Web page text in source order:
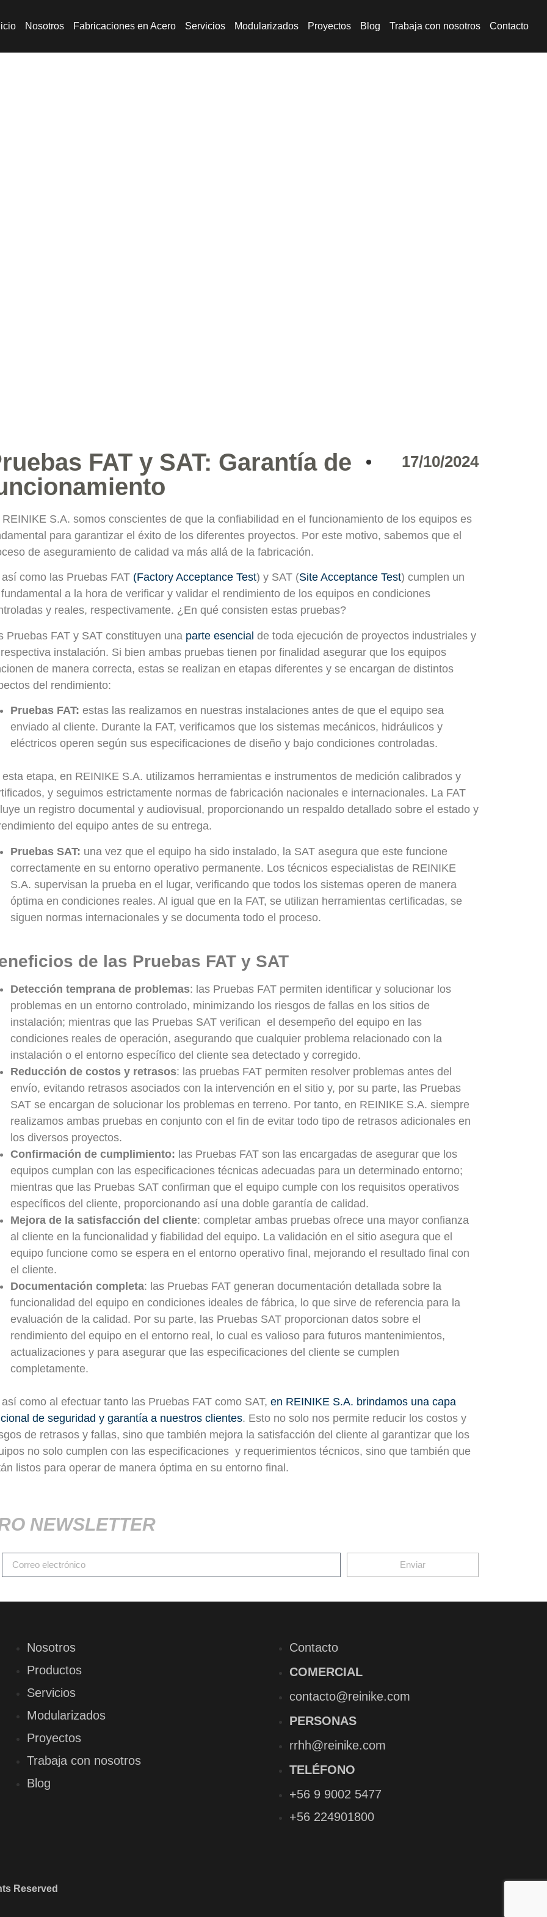
Nosotros Fabricaciones en Acero Servicios Modularizados Proyectos Blog Trabaja con nosotros Contacto
FAT y SAT: Garantía de
17/10/2024
REINIKE S.A. somos conscientes de que la confiabilidad en el funcionamiento de los equipos es
para garantizar el éxito de los diferentes proyectos. Por este motivo, sabemos que el
de aseguramiento de calidad va más allá de la fabricación.
como las Pruebas FAT (Factory Acceptance Test) y SAT (Site Acceptance Test) cumplen un
a la hora de verificar y validar el rendimiento de los equipos en condiciones
y reales, respectivamente. ¿En qué consisten estas pruebas?
Pruebas FAT y SAT constituyen una parte esencial de toda ejecución de proyectos industriales y
instalación. Si bien ambas pruebas tienen por finalidad asegurar que los equipos
de manera correcta, estas se realizan en etapas diferentes y se encargan de distintos
del rendimiento:
Pruebas FAT: estas las realizamos en nuestras instalaciones antes de que el equipo sea
enviado al cliente. Durante la FAT, verificamos que los sistemas mecánicos, hidráulicos y
eléctricos operen según sus especificaciones de diseño y bajo condiciones controladas.
esta etapa, en REINIKE S.A. utilizamos herramientas e instrumentos de medición calibrados y
y seguimos estrictamente normas de fabricación nacionales e internacionales. La FAT
un registro documental y audiovisual, proporcionando un respaldo detallado sobre el estado y
del equipo antes de su entrega.
Pruebas SAT: una vez que el equipo ha sido instalado, la SAT asegura que este funcione
correctamente en su entorno operativo permanente. Los técnicos especialistas de REINIKE
S.A. supervisan la prueba en el lugar, verificando que todos los sistemas operen de manera
óptima en condiciones reales. Al igual que en la FAT, se utilizan herramientas certificadas, se
siguen normas internacionales y se documenta todo el proceso.
de las Pruebas FAT y SAT
Detección temprana de problemas: las Pruebas FAT permiten identificar y solucionar los
problemas en un entorno controlado, minimizando los riesgos de fallas en los sitios de
instalación; mientras que las Pruebas SAT verifican el desempeño del equipo en las
condiciones reales de operación, asegurando que cualquier problema relacionado con la
instalación o el entorno específico del cliente sea detectado y corregido.
Reducción de costos y retrasos: las pruebas FAT permiten resolver problemas antes del
envío, evitando retrasos asociados con la intervención en el sitio y, por su parte, las Pruebas
SAT se encargan de solucionar los problemas en terreno. Por tanto, en REINIKE S.A. siempre
realizamos ambas pruebas en conjunto con el fin de evitar todo tipo de retrasos adicionales en
los diversos proyectos.
Confirmación de cumplimiento: las Pruebas FAT son las encargadas de asegurar que los
equipos cumplan con las especificaciones técnicas adecuadas para un determinado entorno;
mientras que las Pruebas SAT confirman que el equipo cumple con los requisitos operativos
específicos del cliente, proporcionando así una doble garantía de calidad.
Mejora de la satisfacción del cliente: completar ambas pruebas ofrece una mayor confianza
al cliente en la funcionalidad y fiabilidad del equipo. La validación en el sitio asegura que el
equipo funcione como se espera en el entorno operativo final, mejorando el resultado final con
el cliente.
Documentación completa: las Pruebas FAT generan documentación detallada sobre la
funcionalidad del equipo en condiciones ideales de fábrica, lo que sirve de referencia para la
evaluación de la calidad. Por su parte, las Pruebas SAT proporcionan datos sobre el
rendimiento del equipo en el entorno real, lo cual es valioso para futuros mantenimientos,
actualizaciones y para asegurar que las especificaciones del cliente se cumplen
completamente.
como al efectuar tanto las Pruebas FAT como SAT, en REINIKE S.A. brindamos una capa
de seguridad y garantía a nuestros clientes. Esto no solo nos permite reducir los costos y
de retrasos y fallas, sino que también mejora la satisfacción del cliente al garantizar que los
no solo cumplen con las especificaciones y requerimientos técnicos, sino que también que
listos para operar de manera óptima en su entorno final.
NEWSLETTER
Enviar
Nosotros
Productos
Servicios
Modularizados
Proyectos
Trabaja con nosotros
Blog
Contacto
COMERCIAL
contacto@reinike.com
PERSONAS
rrhh@reinike.com
TELÉFONO
+56 9 9002 5477
+56 224901800
Reserved